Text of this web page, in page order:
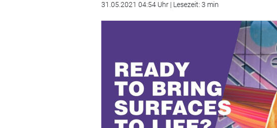
31.05.2021 04:54 Uhr | Lesezeit: 3 min